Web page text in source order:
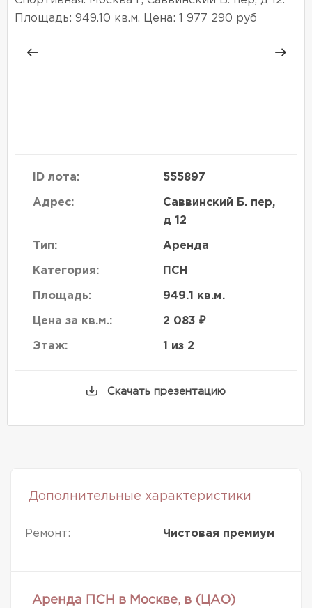
ID лота: 555897
Адрес:
Саввинский Б. пер,
д 12
Тип: Аренда
Категория: ПСН
Площадь: 949.1 кв.м.
Цена за кв.м.: 2 083 ₽
Этаж: 1 из 2
Скачать презентацию
Дополнительные характеристики
Ремонт: Чистовая премиум
Аренда ПСН в Москве, в (ЦАО)